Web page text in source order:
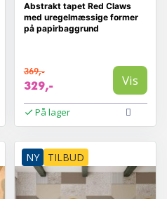
Abstrakt tapet Red Claws
med uregelmæssige former
på papirbaggrund
369,-
329,- Vis
På lager
NY TILBUD